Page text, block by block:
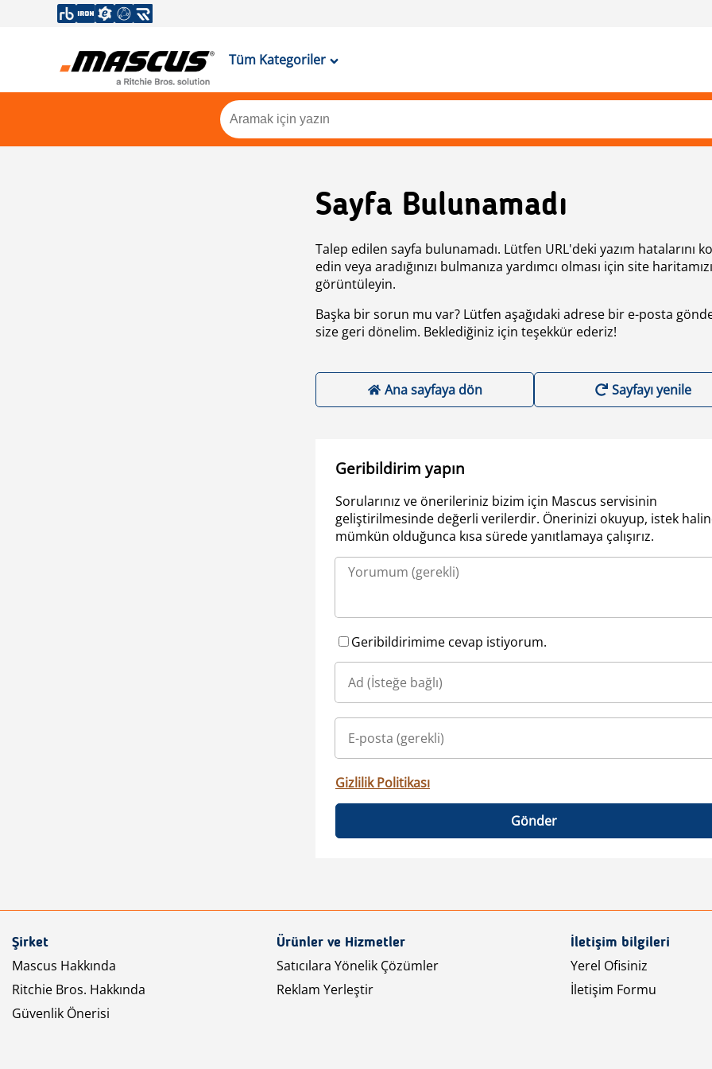
Tüm Kategoriler
Sayfa Bulunamadı
Talep edilen sayfa bulunamadı. Lütfen URL'deki yazım hatalarını
edin veya aradığınızı bulmanıza yardımcı olması için site haritamızı
görüntüleyin.
Başka bir sorun mu var? Lütfen aşağıdaki adrese bir e-posta
size geri dönelim. Beklediğiniz için teşekkür ederiz!
Ana sayfaya dön Sayfayı yenile
Geribildirim yapın
Sorularınız ve önerileriniz bizim için Mascus servisinin
geliştirilmesinde değerli verilerdir. Önerinizi okuyup, istek
mümkün olduğunca kısa sürede yanıtlamaya çalışırız.
Geribildirimime cevap istiyorum.
Gizlilik Politikası
Gönder
Şirket
Mascus Hakkında
Ritchie Bros. Hakkında
Güvenlik Önerisi
Ürünler ve Hizmetler
Satıcılara Yönelik Çözümler
Reklam Yerleştir
İletişim bilgileri
Yerel Ofisiniz
İletişim Formu